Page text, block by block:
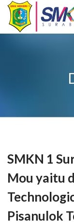
SMKN 1
Mou yaitu
Pisanulok